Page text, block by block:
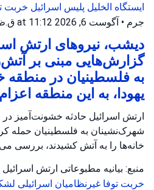
ایستگاه الخلیل پلیس اسرائیل خربت
جرم • آگوست 6, 2026 at 11:12 ق.ظ
دیشب، نیروهای ارتش
گزارش‌هایی مبنی بر
به فلسطینیان در منطقه
یهودا، به این منطقه
ارتش اسرائیل حادثه خشونت‌آمیز
شهرک‌نشینان به فلسطینیان حمله
خانه‌ها را به آتش کشیدند، بررسی
منبع: بیانیه مطبوعاتی ارتش اسرائیل
خربت توفا غیرنظامیان اسرائیلی